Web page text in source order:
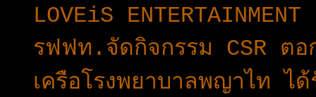
LOVEiS
รฟฟท.จัดกิจกรรม CSR ต
เครือโรงพยาบาลพญาไท